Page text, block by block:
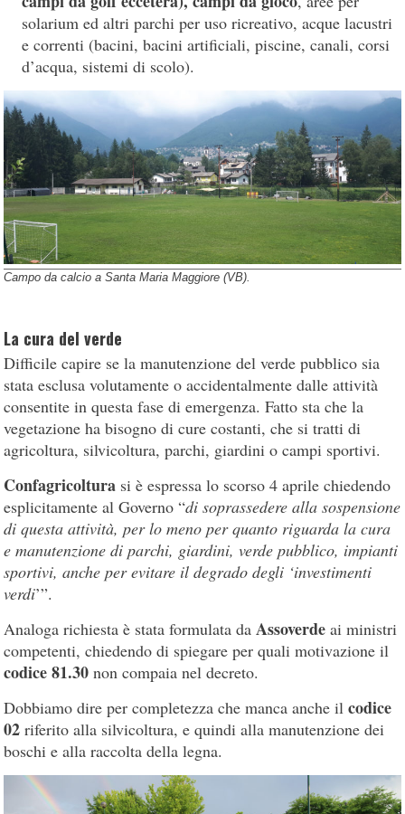
solarium ed altri parchi per uso ricreativo, acque lacustri
e correnti (bacini, bacini artificiali, piscine, canali, corsi
d’acqua, sistemi di scolo).
Campo da calcio a Santa Maria Maggiore (VB).
La cura del verde
Difficile capire se la manutenzione del verde pubblico sia
stata esclusa volutamente o accidentalmente dalle attività
consentite in questa fase di emergenza. Fatto sta che la
vegetazione ha bisogno di cure costanti, che si tratti di
agricoltura, silvicoltura, parchi, giardini o campi sportivi.
Confagricoltura si è espressa lo scorso 4 aprile chiedendo
esplicitamente al Governo “di soprassedere alla sospensione
di questa attività, per lo meno per quanto riguarda la cura
e manutenzione di parchi, giardini, verde pubblico, impianti
sportivi, anche per evitare il degrado degli ‘investimenti
verdi’”.
Analoga richiesta è stata formulata daAssoverde ai ministri
competenti, chiedendo di spiegare per quali motivazione il
codice 81.30 non compaia nel decreto.
Dobbiamo dire per completezza che manca anche il codice
02 riferito alla silvicoltura, e quindi alla manutenzione dei
boschi e alla raccolta della legna.